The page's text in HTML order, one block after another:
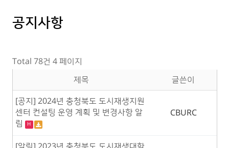
공지사항
Total 78건 4 페이지
제목
글쓴이
[공지] 2024년 충청북도 도시재생지원
센터 컨설팅 운영 계획 및 변경사항 알
림
H
CBURC